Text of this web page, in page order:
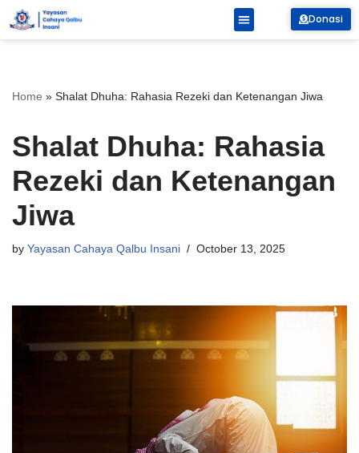
Donasi
Home » Shalat Dhuha: Rahasia Rezeki dan Ketenangan Jiwa
Shalat Dhuha: Rahasia
Rezeki dan Ketenangan
Jiwa
by Yayasan Cahaya Qalbu Insani October 13, 2025